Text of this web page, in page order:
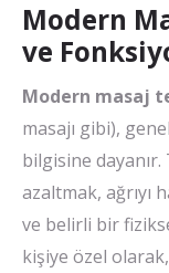
Modern
ve
Modern masaj
masajı gibi),
bilgisine
azaltmak, ağrıyı
ve belirli bir
kişiye özel